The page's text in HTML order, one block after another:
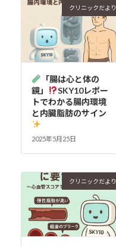
クリニックだより
「腸は心と体の
鏡」
SKY10レポー
トでわかる腸内環境
と内臓脂肪のサイン
2025年5月25日
クリニックだより